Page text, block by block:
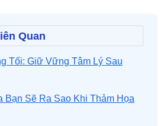
Quan
Tối: Giữ Vững Tâm Lý Sau
Bạn Sẽ Ra Sao Khi Thảm Họa